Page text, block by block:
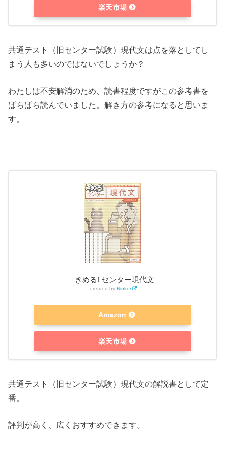
楽天市場
共通テスト（旧センター試験）現代文は点を落としてし
まう人も多いのではないでしょうか？
わたしは不安解消のため、読書程度ですがこの参考書を
ぱらぱら読んでいました。解き方の参考になると思いま
す。
きめる! センター現代文
created by Rinker
Amazon
楽天市場
共通テスト（旧センター試験）現代文の解説書として定
番。
評判が高く、広くおすすめできます。